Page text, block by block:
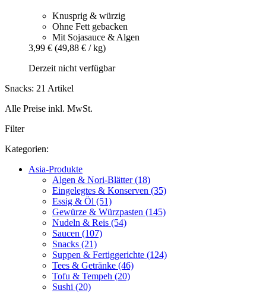
Knusprig & würzig
Ohne Fett gebacken
Mit Sojasauce & Algen
3,99 € (49,88 € / kg)
Derzeit nicht verfügbar
Snacks: 21 Artikel
Alle Preise inkl. MwSt.
Filter
Kategorien:
Asia-Produkte
Algen & Nori-Blätter (18)
Eingelegtes & Konserven (35)
Essig & Öl (51)
Gewürze & Würzpasten (145)
Nudeln & Reis (54)
Saucen (107)
Snacks (21)
Suppen & Fertiggerichte (124)
Tees & Getränke (46)
Tofu & Tempeh (20)
Sushi (20)